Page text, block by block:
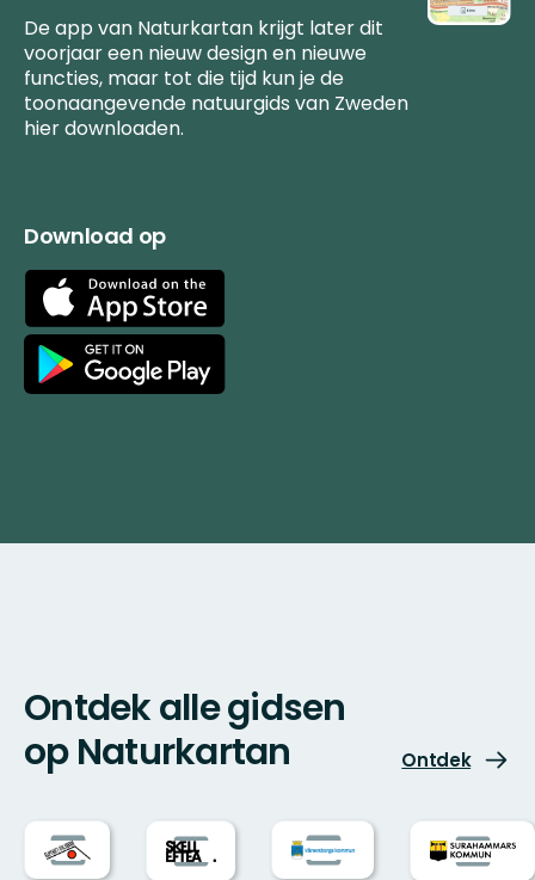
De app van Naturkartan krijgt later dit
voorjaar een nieuw design en nieuwe
functies, maar tot die tijd kun je de
toonaangevende natuurgids van Zweden
hier downloaden.
Download op
App
Store
Google
Play
Ontdek alle gidsen
op Naturkartan
Ontdek